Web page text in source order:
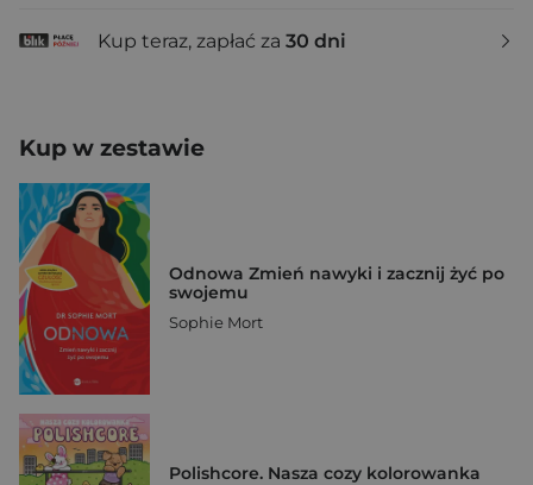
Kup teraz, zapłać za 30 dni
Kup w zestawie
Odnowa Zmień nawyki i zacznij żyć po
swojemu
Sophie Mort
Polishcore. Nasza cozy kolorowanka